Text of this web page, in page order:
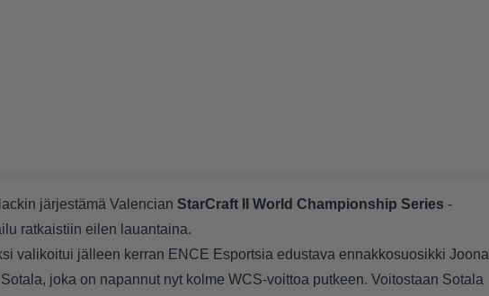
järjestämä Valencian StarCraft II World Championship Series -
ratkaistiin eilen lauantaina.
valikoitui jälleen kerran ENCE Esportsia edustava ennakkosuosikki Joona
Sotala, joka on napannut nyt kolme WCS-voittoa putkeen. Voitostaan Sotala